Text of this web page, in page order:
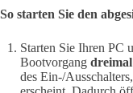
So starten Sie den
Starten Sie Ihren PC
Bootvorgang dreimal
des Ein-/